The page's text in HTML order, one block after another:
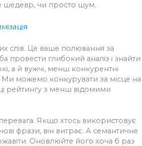
шедевр, чи просто шум.
слів. Це ваше полювання за
провести глибокий аналіз і знайти
а й вужчі, менш конкурентні
Ми можемо конкурувати за місце на
рейтингу з менш відомими
Якщо хтось використовує
фрази, він виграє. А семантичне
Оновлюйте його хоча б раз